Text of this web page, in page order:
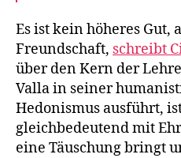
Es ist kein höheres Gut,
Freundschaft, schreibt
über den Kern der
Valla in seiner
Hedonismus ausführt,
gleichbedeutend mit
eine Täuschung bringt